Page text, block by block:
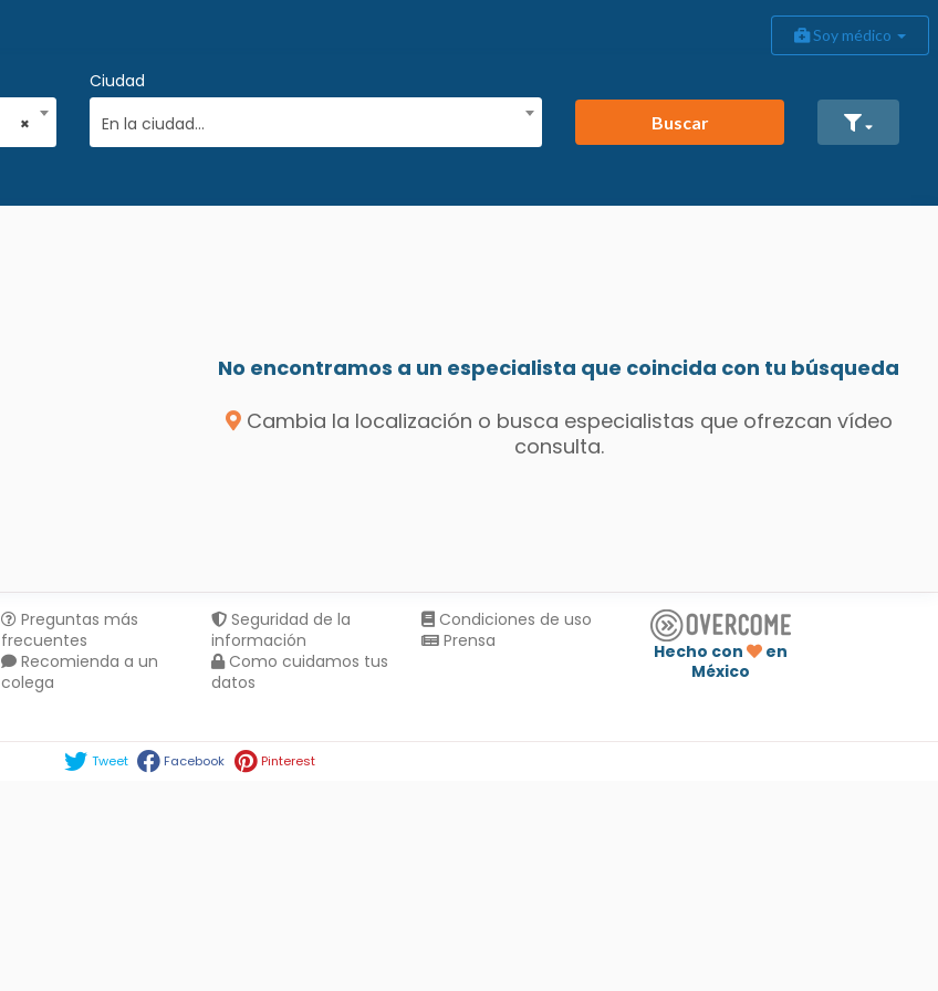
Soy médico
×
Ciudad
En la ciudad...
Buscar
No encontramos a un especialista que coincida con tu búsqueda
Cambia la localización o busca especialistas que ofrezcan vídeo
consulta.
Preguntas más
frecuentes
Recomienda a un
colega
Seguridad de la
información
Como cuidamos tus
datos
Condiciones de uso
Prensa
Hecho con
en
México
Tweet Facebook Pinterest